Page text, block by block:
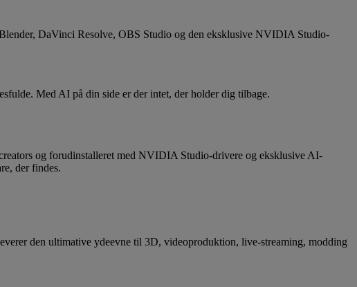
DaVinci Resolve, OBS Studio og den eksklusive NVIDIA Studio-
Med AI på din side er der intet, der holder dig tilbage.
og forudinstalleret med NVIDIA Studio-drivere og eksklusive AI-
der findes.
den ultimative ydeevne til 3D, videoproduktion, live-streaming, modding